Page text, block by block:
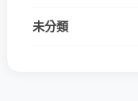
未分類